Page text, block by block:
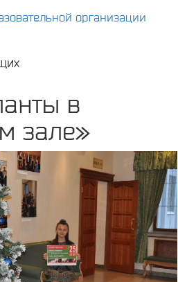
организации
в
зале»